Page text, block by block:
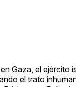
Gaza, el ejército
el trato